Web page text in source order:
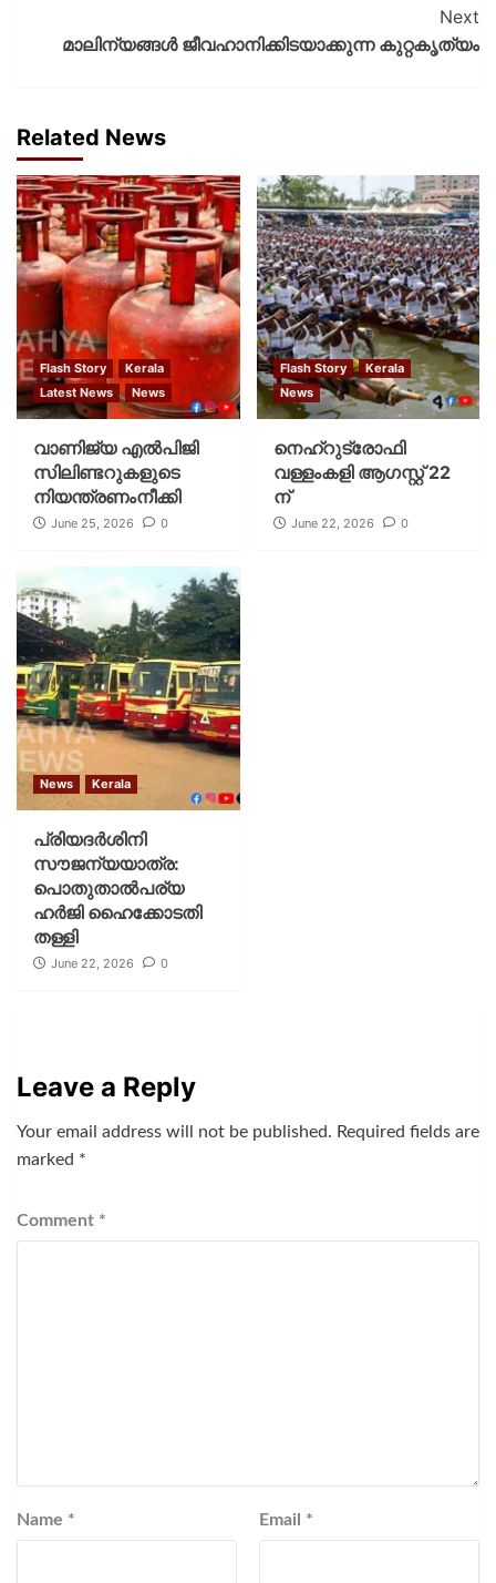
Next
മാലിന്യങ്ങൾ ജീവഹാനിക്കിടയാക്കുന്ന കുറ്റകൃത്യം
Related News
Flash Story
Kerala
Latest News
News
വാണിജ്യ എൽപിജി
സിലിണ്ടറുകളുടെ
നിയന്ത്രണംനീക്കി
June 25, 2026 0
Flash Story
Kerala
News
നെഹ്റുട്രോഫി
വള്ളംകളി ആഗസ്റ്റ് 22
ന്
June 22, 2026 0
News Kerala
പ്രിയദര്‍ശിനി
സൗജന്യയാത്ര:
പൊതുതാല്‍പര്യ
ഹര്‍ജി ഹൈക്കോടതി
തള്ളി
June 22, 2026 0
Leave a Reply
Your email address will not be published. Required fields are
marked *
Comment *
Name * Email *